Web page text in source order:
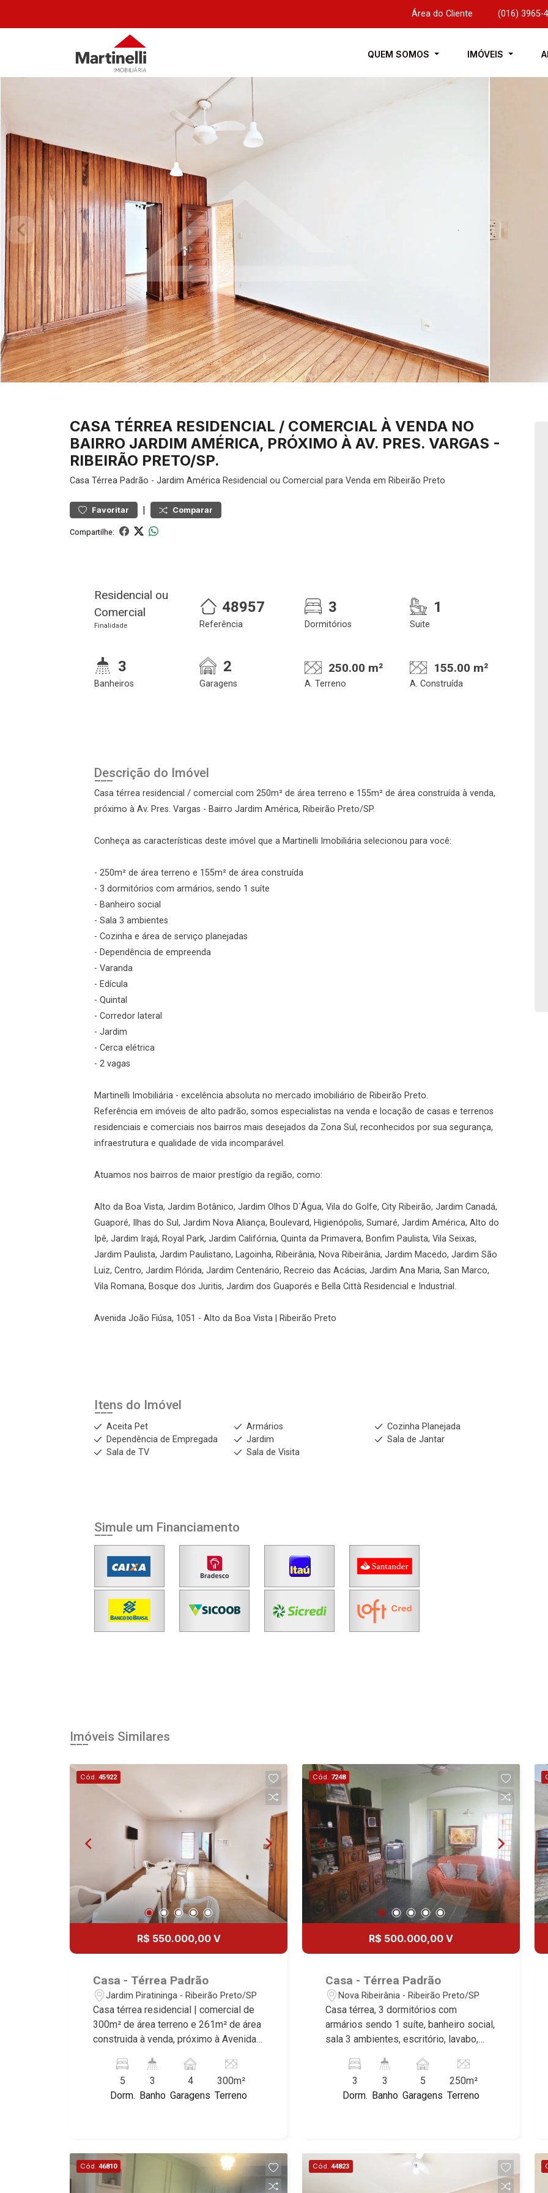
Área do Cliente (016) 3965-
QUEM SOMOS IMÓVEIS
CASA TÉRREA RESIDENCIAL / COMERCIAL À VENDA NO
BAIRRO JARDIM AMÉRICA, PRÓXIMO À AV. PRES. VARGAS -
RIBEIRÃO PRETO/SP.
Casa Térrea Padrão - Jardim América Residencial ou Comercial para Venda em Ribeirão Preto
Favoritar | Comparar
Compartilhe:
Residencial ou
Comercial
Finalidade
48957
Referência
3
Dormitórios
1
Suite
3
Banheiros
2
Garagens
250.00 m²
A. Terreno
155.00 m²
A. Construída
Descrição do Imóvel
Casa térrea residencial / comercial com 250m² de área terreno e 155m² de área construída à venda,
próximo à Av. Pres. Vargas - Bairro Jardim América, Ribeirão Preto/SP.
Conheça as características deste imóvel que a Martinelli Imobiliária selecionou para você:
- 250m² de área terreno e 155m² de área construída
- 3 dormitórios com armários, sendo 1 suíte
- Banheiro social
- Sala 3 ambientes
- Cozinha e área de serviço planejadas
- Dependência de empreenda
- Varanda
- Edícula
- Quintal
- Corredor lateral
- Jardim
- Cerca elétrica
- 2 vagas
Martinelli Imobiliária - excelência absoluta no mercado imobiliário de Ribeirão Preto.
Referência em imóveis de alto padrão, somos especialistas na venda e locação de casas e terrenos
residenciais e comerciais nos bairros mais desejados da Zona Sul, reconhecidos por sua segurança,
infraestrutura e qualidade de vida incomparável.
Atuamos nos bairros de maior prestígio da região, como:
Alto da Boa Vista, Jardim Botânico, Jardim Olhos D`Água, Vila do Golfe, City Ribeirão, Jardim Canadá,
Guaporé, Ilhas do Sul, Jardim Nova Aliança, Boulevard, Higienópolis, Sumaré, Jardim América, Alto do
Ipê, Jardim Irajá, Royal Park, Jardim Califórnia, Quinta da Primavera, Bonfim Paulista, Vila Seixas,
Jardim Paulista, Jardim Paulistano, Lagoinha, Ribeirânia, Nova Ribeirânia, Jardim Macedo, Jardim São
Luiz, Centro, Jardim Flórida, Jardim Centenário, Recreio das Acácias, Jardim Ana Maria, San Marco,
Vila Romana, Bosque dos Juritis, Jardim dos Guaporés e Bella Città Residencial e Industrial.
Avenida João Fiúsa, 1051 - Alto da Boa Vista | Ribeirão Preto
Itens do Imóvel
Aceita Pet Armários
Cozinha Planejada
Dependência de Empregada
Jardim
Sala de Jantar
Sala de TV
Sala de Visita
Simule um Financiamento
Onde deseja encontrar
Confirmar dados da
08h00
Realize o login
Cadastre-se
Agendar Visita
Imóveis Similares
Cód. 45922
R$ 550.000,00 V
Casa - Térrea Padrão
Jardim Piratininga - Ribeirão Preto/SP
Casa térrea residencial | comercial de
300m² de área terreno e 261m² de área
construida à venda, próximo à Avenida
Ribeirão Preto/SP. Conheça as
características deste imóvel que a
Martinelli Imobiliária selecionou para
ambientes - Copa - Cozinha - Área de
serviço - Quintal - Corredor lateral -
Jardim - Iluminação - 4 vagas Martinelli
5
Dorm.
3
Banho
4
Garagens
300m²
Terreno
Cód. 7248
R$ 500.000,00 V
Casa - Térrea Padrão
Nova Ribeirânia - Ribeirão Preto/SP
Casa térrea, 3 dormitórios com
armários sendo 1 suíte, banheiro social,
sala 3 ambientes, escritório, lavabo,
quintal, jardim, 5 vagas sendo 3
cobertas, excelente localização,
próximo a Av. Leão XIII. * Imóvel
3
Dorm.
3
Banho
5
Garagens
250m²
Terreno
Cód. 46810 Cód. 44823